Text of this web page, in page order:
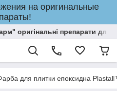
на оригинальные
оригінальні препарати для
для плитки епоксидна